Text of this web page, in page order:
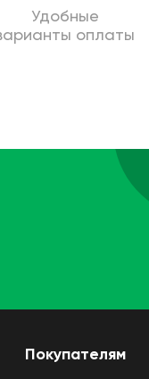
Удобные
оплаты
Покупателям